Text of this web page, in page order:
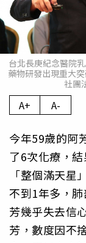
台北長庚紀念醫院
藥物研發出現重大
社團
A+ A-
今年59歲的阿
了6次化療，
「整個滿天星
不到1年多，
芳幾乎失去信
芳，數度因不